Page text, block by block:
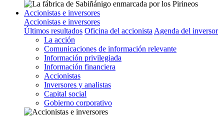
Accionistas e inversores
Accionistas e inversores
Últimos resultados Oficina del accionista Agenda del inversor
La acción
Comunicaciones de información relevante
Información privilegiada
Información financiera
Accionistas
Inversores y analistas
Capital social
Gobierno corporativo